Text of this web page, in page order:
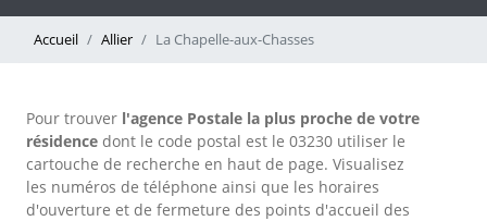
Accueil Allier La Chapelle-aux-Chasses
Pour trouver l'agence Postale la plus proche de votre
résidence dont le code postal est le 03230 utiliser le
cartouche de recherche en haut de page. Visualisez
les numéros de téléphone ainsi que les horaires
d'ouverture et de fermeture des points d'accueil des